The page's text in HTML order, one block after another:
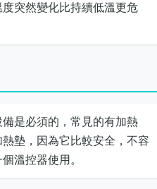
突然變化比持續低溫更危
是必須的，常見的有加熱
墊，因為它比較安全，不容
溫控器使用。